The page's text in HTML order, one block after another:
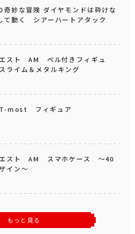
奇妙な冒険 ダイヤモンドは砕けな
て動く シアーハートアタック
エスト AM ベル付きフィギュ
ライム＆メタルキング
most フィギュア
エスト AM スマホケース ～40
イン～
もっと見る